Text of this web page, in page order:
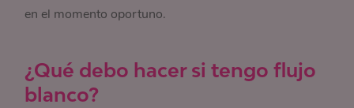
en el momento oportuno.
¿Qué debo hacer si tengo flujo
blanco?